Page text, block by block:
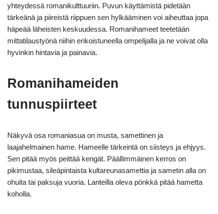
yhteydessä romanikulttuuriin. Puvun käyttämistä pidetään
tärkeänä ja piireistä riippuen sen hylkääminen voi aiheuttaa jopa
häpeää läheisten keskuudessa. Romanihameet teetetään
mittatilaustyönä niihin erikoistuneella ompelijalla ja ne voivat olla
hyvinkin hintavia ja painavia.
Romanihameiden
tunnuspiirteet
Näkyvä osa romaniasua on musta, samettinen ja
laajahelmainen hame. Hameelle tärkeintä on siisteys ja ehjyys.
Sen pitää myös peittää kengät. Päällimmäinen kerros on
pikimustaa, sileäpintaista kultareunasamettia ja sametin alla on
ohuita tai paksuja vuoria. Lanteilla oleva pönkkä pitää hametta
koholla.